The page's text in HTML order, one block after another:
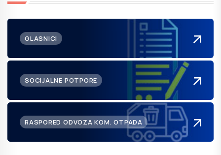
GLASNICI
SOCIJALNE POTPORE
RASPORED ODVOZA KOM. OTPADA